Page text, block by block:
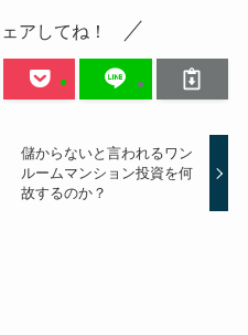
アしてね！
儲からないと言われるワン
ルームマンション投資を何
故するのか？